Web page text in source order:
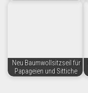
Neu Baumwollsitzseil für
Papageien und Sittiche